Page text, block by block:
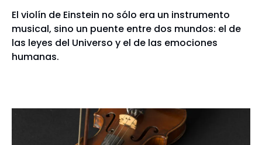
El violín de Einstein no sólo era un instrumento
musical, sino un puente entre dos mundos: el de
las leyes del Universo y el de las emociones
humanas.